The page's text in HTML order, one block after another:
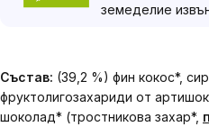
земеделие
Състав: (39,2 %) фин кокос*,
фруктолигозахариди от
шоколад* (тростникова захар*,